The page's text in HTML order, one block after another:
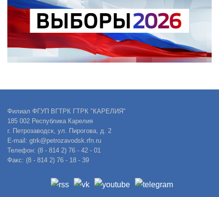
Филиал ФГУП ВГТРК ГТРК "КАРЕЛИЯ"
185 002 Республика Карелия
г. Петрозаводск, ул. Пирогова, д. 2
E-mail: gtrk@petrozavodsk.rfn.ru
Телефон: (8 - 814 2) 76 - 42 - 01
Факс: (8 - 814 2) 76 - 18 - 39